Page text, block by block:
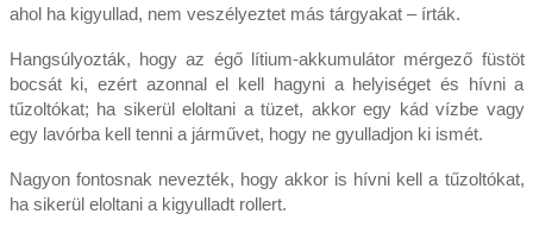
ahol ha kigyullad, nem veszélyeztet más tárgyakat – írták.
Hangsúlyozták, hogy az égő lítium-akkumulátor mérgező füstöt
bocsát ki, ezért azonnal el kell hagyni a helyiséget és hívni a
tűzoltókat; ha sikerül eloltani a tüzet, akkor egy kád vízbe vagy
egy lavórba kell tenni a járművet, hogy ne gyulladjon ki ismét.
Nagyon fontosnak nevezték, hogy akkor is hívni kell a tűzoltókat,
ha sikerül eloltani a kigyulladt rollert.